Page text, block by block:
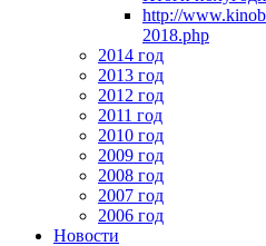
http://
2018.php
2014 год
2013 год
2012 год
2011 год
2010 год
2009 год
2008 год
2007 год
2006 год
Новости